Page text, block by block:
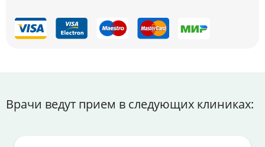
Врачи ведут прием в следующих клиниках: